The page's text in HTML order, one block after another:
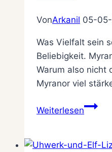
VonArkanil 05-
Was Vielfalt sein
Beliebigkeit.
Warum also nicht
Myranor viel
WeiterlesenMyranor